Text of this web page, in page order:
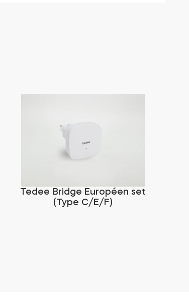
Tedee Bridge Européen set
(Type C/E/F)